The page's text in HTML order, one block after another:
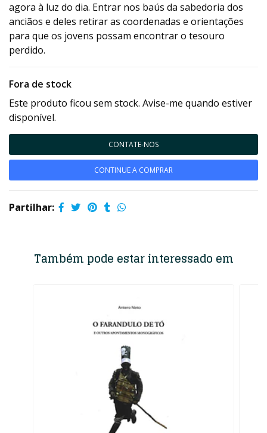
agora à luz do dia. Entrar nos baús da sabedoria dos
anciãos e deles retirar as coordenadas e orientações
para que os jovens possam encontrar o tesouro
perdido.
Fora de stock
Este produto ficou sem stock. Avise-me quando estiver
disponível.
CONTATE-NOS
CONTINUE A COMPRAR
Partilhar:
Também pode estar interessado em